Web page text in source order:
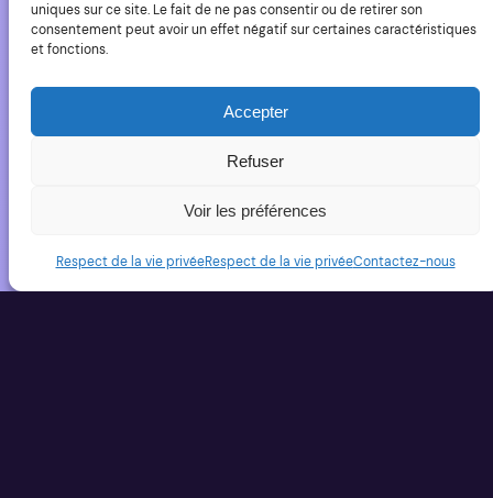
uniques sur ce site. Le fait de ne pas consentir ou de retirer son
consentement peut avoir un effet négatif sur certaines caractéristiques
et fonctions.
Accepter
Refuser
Voir les préférences
Respect de la vie privéeRespect de la vie privéeContactez-nous
Les meilleurs
objectifs reflex
pour la photo
animalière